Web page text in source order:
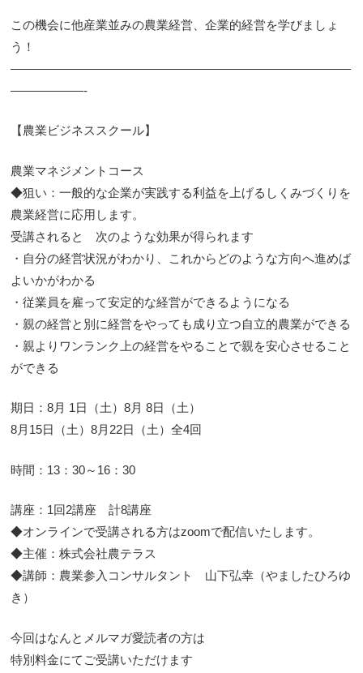
この機会に他産業並みの農業経営、企業的経営を学びましょ
う！
————————————————————————————
——————-
【農業ビジネススクール】
農業マネジメントコース
◆狙い：一般的な企業が実践する利益を上げるしくみづくりを
農業経営に応用します。
受講されると 次のような効果が得られます
・自分の経営状況がわかり、これからどのような方向へ進めば
よいかがわかる
・従業員を雇って安定的な経営ができるようになる
・親の経営と別に経営をやっても成り立つ自立的農業ができる
・親よりワンランク上の経営をやることで親を安心させること
ができる
期日：8月 1日（土）8月 8日（土）
8月15日（土）8月22日（土）全4回
時間：13：30～16：30
講座：1回2講座 計8講座
◆オンラインで受講される方はzoomで配信いたします。
◆主催：株式会社農テラス
◆講師：農業参入コンサルタント 山下弘幸（やましたひろゆ
き）
今回はなんとメルマガ愛読者の方は
特別料金にてご受講いただけます